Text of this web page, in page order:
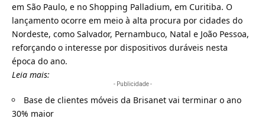
em São Paulo, e no Shopping Palladium, em Curitiba. O
lançamento ocorre em meio à alta procura por cidades do
Nordeste, como Salvador, Pernambuco, Natal e João Pessoa,
reforçando o interesse por dispositivos duráveis nesta
época do ano.
Leia mais:
- Publicidade -
Base de clientes móveis da Brisanet vai terminar o ano
30% maior